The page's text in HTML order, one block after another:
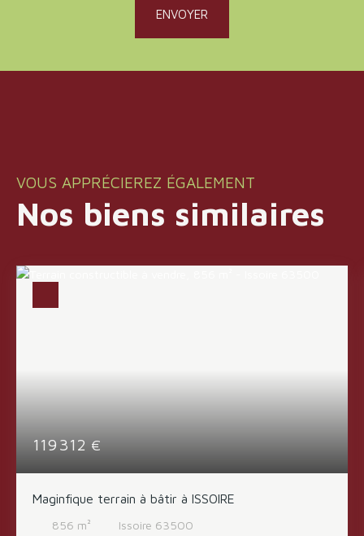
ENVOYER
VOUS APPRÉCIEREZ ÉGALEMENT
Nos biens similaires
119 312 €
Maginfique terrain à bâtir à ISSOIRE
856 m² Issoire 63500